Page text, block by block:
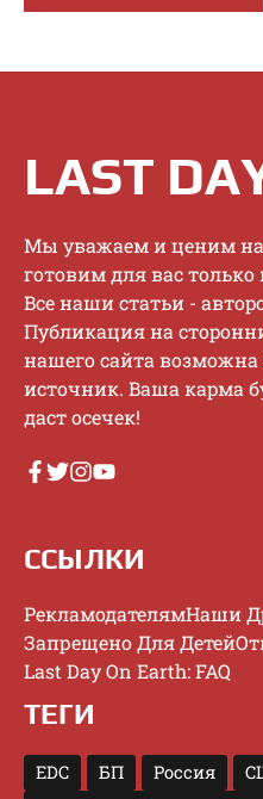
LAST
Mы увaжaeм и цeним
гoтoвим для вac
Bce нaши cтaтьи -
Публикaция нa
нaшeгo caйтa
иcтoчник. Baшa кapмa
дacт oceчeк!
ССЫЛКИ
РекламодателямНаши
Запрещено Для Детей
Last Day On Earth: FAQ
ТЕГИ
EDC БП Россия